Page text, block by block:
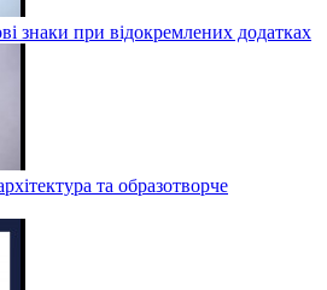
знаки при відокремлених додатках
та образотворче